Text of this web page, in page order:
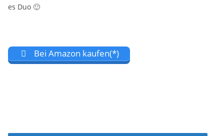
es Duo 🙂
Bei Amazon kaufen(*)